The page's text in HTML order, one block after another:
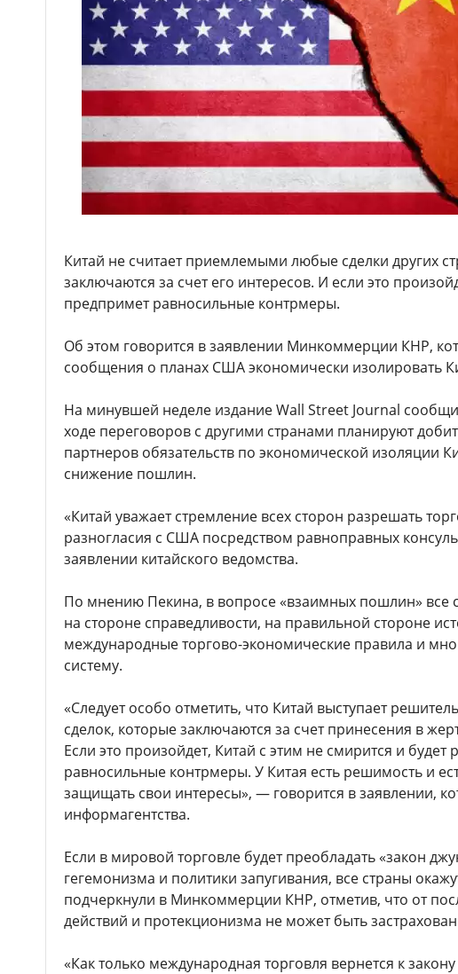
Китай не считает приемлемыми любые сделки других
заключаются за счет его интересов. И если это
предпримет равносильные контрмеры.
Об этом говорится в заявлении Минкоммерции КНР,
сообщения о планах США экономически изолировать
На минувшей неделе издание Wall Street Journal
ходе переговоров с другими странами планируют
партнеров обязательств по экономической изоляции
снижение пошлин.
«Китай уважает стремление всех сторон разрешать
разногласия с США посредством равноправных
заявлении китайского ведомства.
По мнению Пекина, в вопросе «взаимных пошлин» все
на стороне справедливости, на правильной стороне
международные торгово-экономические правила и
систему.
«Следует особо отметить, что Китай выступает
сделок, которые заключаются за счет принесения в
Если это произойдет, Китай с этим не смирится и
равносильные контрмеры. У Китая есть решимость и
защищать свои интересы», — говорится в заявлении,
информагентства.
Если в мировой торговле будет преобладать «закон
гегемонизма и политики запугивания, все страны
подчеркнули в Минкоммерции КНР, отметив, что от
действий и протекционизма не может быть
«Как только международная торговля вернется к